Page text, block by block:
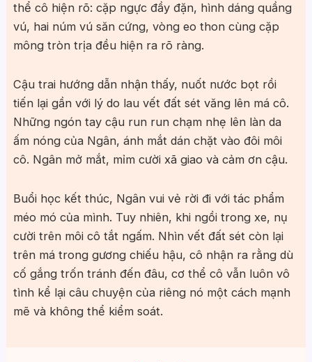
thể cô hiện rõ: cặp ngực đầy đặn, hình dáng quầng
vú, hai núm vú săn cứng, vòng eo thon cùng cặp
mông tròn trịa đều hiện ra rõ ràng.
Cậu trai hướng dẫn nhận thấy, nuốt nước bọt rồi
tiến lại gần với lý do lau vết đất sét văng lên má cô.
Những ngón tay cậu run run chạm nhẹ lên làn da
ấm nóng của Ngân, ánh mắt dán chặt vào đôi môi
cô. Ngân mở mắt, mỉm cười xã giao và cảm ơn cậu.
Buổi học kết thúc, Ngân vui vẻ rời đi với tác phẩm
méo mó của mình. Tuy nhiên, khi ngồi trong xe, nụ
cười trên môi cô tắt ngấm. Nhìn vết đất sét còn lại
trên má trong gương chiếu hậu, cô nhận ra rằng dù
cố gắng trốn tránh đến đâu, cơ thể cô vẫn luôn vô
tình kể lại câu chuyện của riêng nó một cách mạnh
mẽ và không thể kiểm soát.